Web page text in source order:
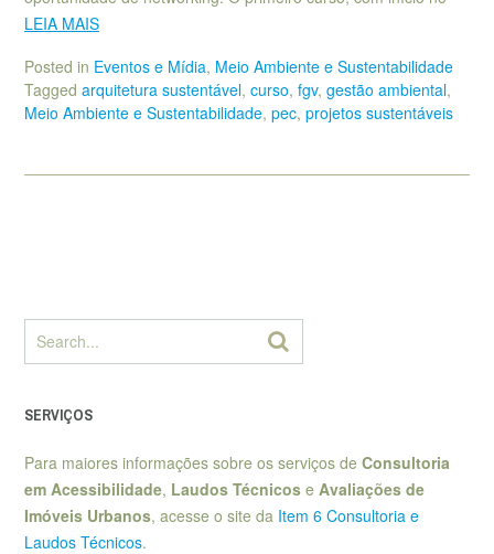
LEIA MAIS
Posted in Eventos e Mídia, Meio Ambiente e Sustentabilidade
Tagged arquitetura sustentável, curso, fgv, gestão ambiental,
Meio Ambiente e Sustentabilidade, pec, projetos sustentáveis
SERVIÇOS
Para maiores informações sobre os serviços de Consultoria
em Acessibilidade, Laudos Técnicos e Avaliações de
Imóveis Urbanos, acesse o site da Item 6 Consultoria e
Laudos Técnicos.